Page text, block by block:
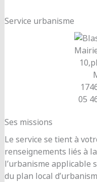
Service urbanisme
05
Ses missions
Le service se tient à
renseignements liés à
l’urbanisme applicable
du plan local